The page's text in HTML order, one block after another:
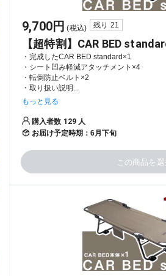
9,700円 (税込) 残り 21
【超特割】CAR BED
・完成したCAR BED standard×1
・シート凹み軽減アタッチメント×4
・転倒防止ベルト×2
・取り扱い説明...
もっと見る
購入者数 129人
お届け予定時期： 6月下旬
この商品を